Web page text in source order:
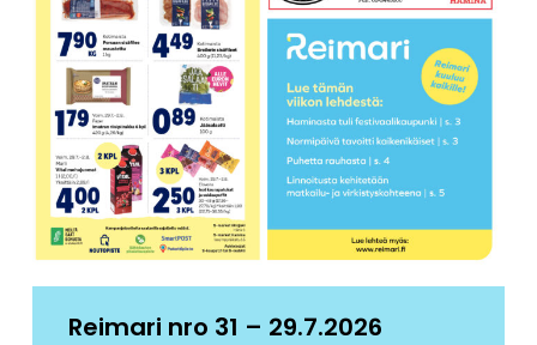
Reimari nro 31 – 29.7.2026